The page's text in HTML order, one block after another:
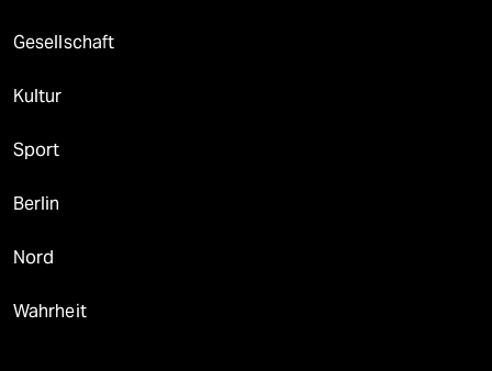
Gesellschaft
Kultur
Sport
Berlin
Nord
Wahrheit